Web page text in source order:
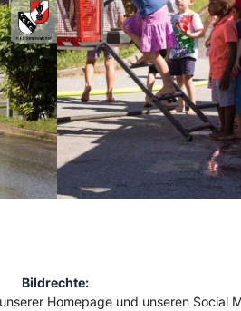
Bildrechte:
Homepage und unseren Social